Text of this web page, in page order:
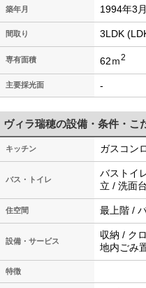
築年月 1994年3月
間取り 3LDK
専有面積 62ｍ2
主要採光面 -
ヴィラ瑞穂の設備・条件・こ
キッチン ガスコン
バス・トイレ
バストイ
立 / 洗面
住空間 最上階 /
設備・サービス
収納 / ク
地内ごみ
特徴